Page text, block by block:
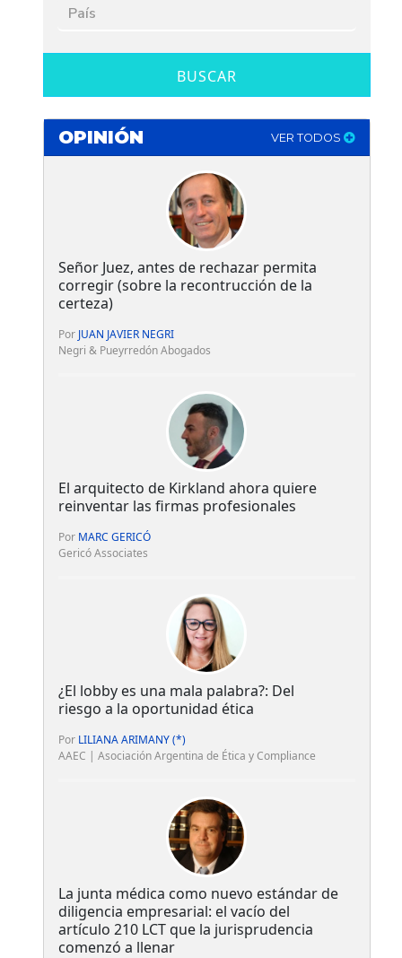
BUSCAR
OPINIÓN VER TODOS
Señor Juez, antes de rechazar permita
corregir (sobre la recontrucción de la
certeza)
Por JUAN JAVIER NEGRI
Negri & Pueyrredón Abogados
El arquitecto de Kirkland ahora quiere
reinventar las firmas profesionales
Por MARC GERICÓ
Gericó Associates
¿El lobby es una mala palabra?: Del
riesgo a la oportunidad ética
Por LILIANA ARIMANY (*)
AAEC | Asociación Argentina de Ética y Compliance
La junta médica como nuevo estándar de
diligencia empresarial: el vacío del
artículo 210 LCT que la jurisprudencia
comenzó a llenar